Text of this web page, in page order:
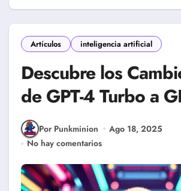
Artículos inteligencia artificial
Descubre los
de GPT-4 Turbo a
Por Punkminion
Ago 18, 2025
No hay comentarios